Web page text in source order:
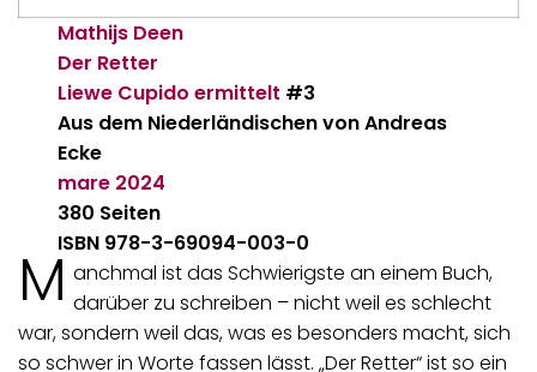
Mathijs Deen
Der Retter
Liewe Cupido ermittelt #3
Aus dem Niederländischen von Andreas
Ecke
mare 2024
380 Seiten
ISBN 978-3-69094-003-0
M anchmal ist das Schwierigste an einem Buch,
darüber zu schreiben – nicht weil es schlecht
war, sondern weil das, was es besonders macht, sich
so schwer in Worte fassen lässt. „Der Retter“ ist so ein